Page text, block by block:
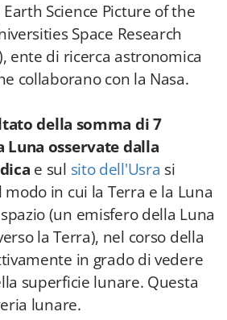
Science Picture of the
Space Research
ente di ricerca astronomica
collaborano con la Nasa.
della somma di 7
Luna osservate dalla
e sul sito dell'Usra si
modo in cui la Terra e la Luna
(un emisfero della Luna
la Terra), nel corso della
in grado di vedere
superficie lunare. Questa
lunare.